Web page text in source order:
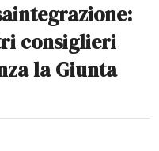
consiglieri
la Giunta